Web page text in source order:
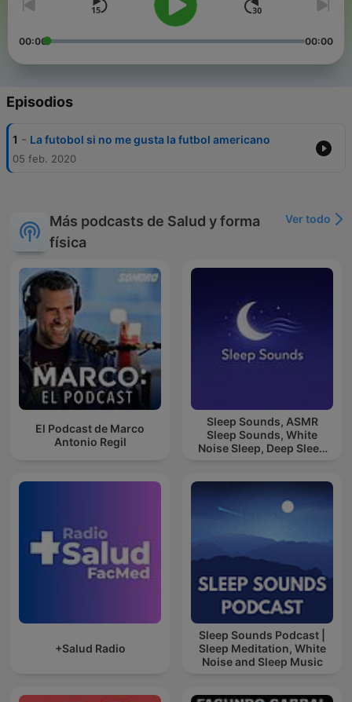
00:00 00:00
Episodios
1 - La futobol si no me gusta la futbol americano
05 feb. 2020
Más podcasts de Salud y forma
física
Ver todo
El Podcast de Marco
Antonio Regil
Sleep Sounds, ASMR
Sleep Sounds, White
Noise Sleep, Deep Sleep
+Salud Radio
Sleep Sounds Podcast |
Sleep Meditation, White
Noise and Sleep Music